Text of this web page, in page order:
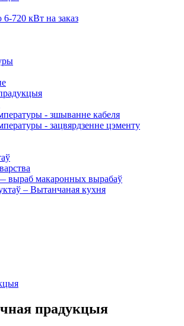
720 кВт на заказ
- зшыванне кабеля
- зацвярдзенне цэменту
выраб макаронных вырабаў
– Вытанчаная кухня
прадукцыя